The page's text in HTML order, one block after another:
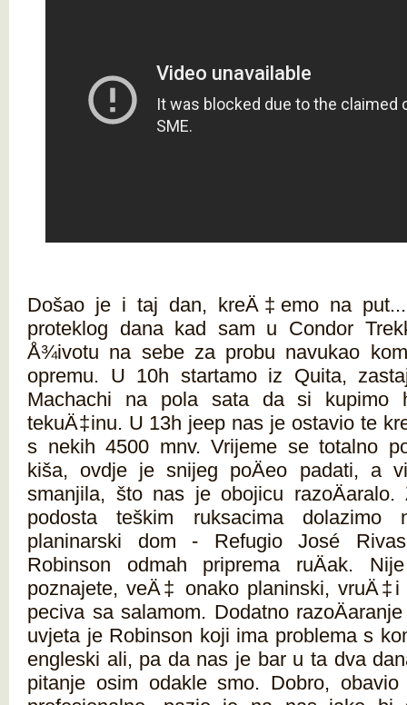
Došao je i taj dan, kreÄ‡emo na put...
proteklog dana kad sam u Condor
Å¾ivotu na sebe za probu navukao
opremu. U 10h startamo iz Quita,
Machachi na pola sata da si kupimo
tekuÄ‡inu. U 13h jeep nas je ostavio te
s nekih 4500 mnv. Vrijeme se totalno
kiša, ovdje je snijeg poÄeo padati, a
smanjila, što nas je obojicu
podosta teškim ruksacima
planinarski dom - Refugio José
Robinson odmah priprema ruÄak.
poznajete, veÄ‡ onako planinski, vruÄ‡i
peciva sa salamom. Dodatno
uvjeta je Robinson koji ima problema s
engleski ali, pa da nas je bar u ta dva
pitanje osim odakle smo. Dobro, obavio